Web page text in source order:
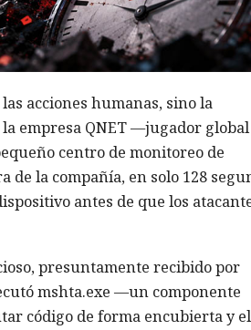
acciones humanas, sino la
empresa QNET —jugador
centro de monitoreo de
la compañía, en solo 128
antes de que los
presuntamente recibido por
mshta.exe —un componente
código de forma encubierta y